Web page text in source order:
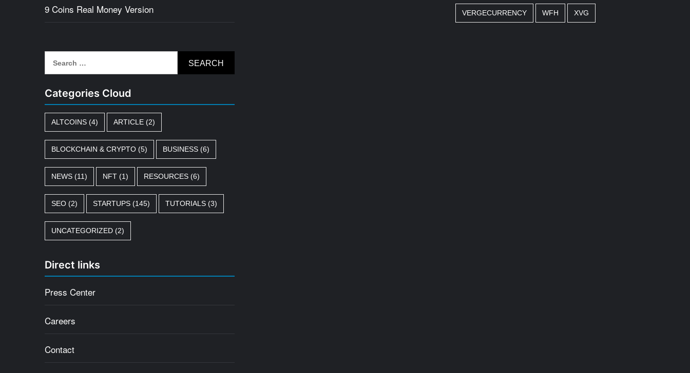
9 Coins Real Money Version
for:
Categories Cloud
ALTCOINS (4) ARTICLE (2)
BLOCKCHAIN & CRYPTO (5) BUSINESS (6)
NEWS (11) NFT (1) RESOURCES (6)
SEO (2) STARTUPS (145) TUTORIALS (3)
UNCATEGORIZED (2)
Direct links
Press Center
Careers
Contact
VERGECURRENCY WFH XVG